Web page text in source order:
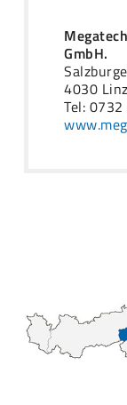
GmbH.
4030 Linz
Tel: